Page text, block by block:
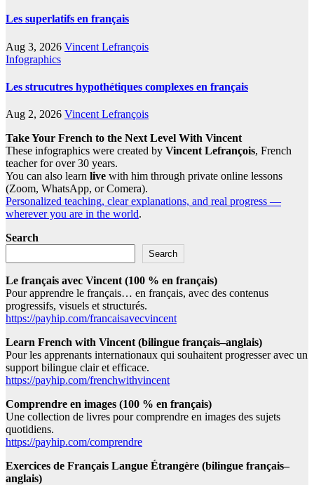
Les superlatifs en français
Aug 3, 2026 Vincent Lefrançois
Infographics
Les strucutres hypothétiques complexes en français
Aug 2, 2026 Vincent Lefrançois
Take Your French to the Next Level With Vincent
These infographics were created by Vincent Lefrançois, French
teacher for over 30 years.
You can also learn live with him through private online lessons
(Zoom, WhatsApp, or Comera).
Personalized teaching, clear explanations, and real progress —
wherever you are in the world.
Search
Search
Le français avec Vincent (100 % en français)
Pour apprendre le français… en français, avec des contenus
progressifs, visuels et structurés.
https://payhip.com/francaisavecvincent
Learn French with Vincent (bilingue français–anglais)
Pour les apprenants internationaux qui souhaitent progresser avec un
support bilingue clair et efficace.
https://payhip.com/frenchwithvincent
Comprendre en images (100 % en français)
Une collection de livres pour comprendre en images des sujets
quotidiens.
https://payhip.com/comprendre
Exercices de Français Langue Étrangère (bilingue français–
anglais)